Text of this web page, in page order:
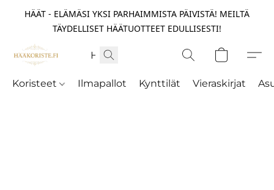
HÄÄT - ELÄMÄSI YKSI PARHAIMMISTA PÄIVISTÄ! MEILTÄ
TÄYDELLISET HÄÄTUOTTEET EDULLISESTI!
Koristeet Ilmapallot Kynttilät Vieraskirjat